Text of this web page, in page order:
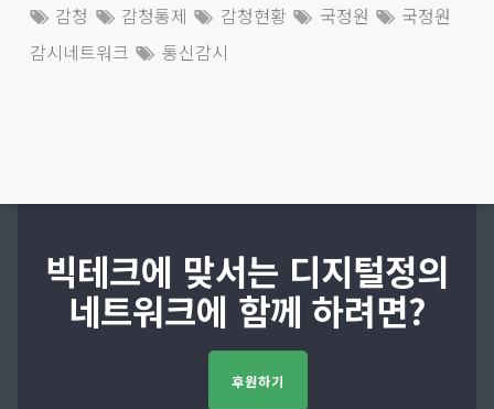
감청 감청통제 감청현황 국정원
국정원
감시네트워크
통신감시
빅테크에 맞서는 디지털정의
네트워크에 함께 하려면?
후원하기